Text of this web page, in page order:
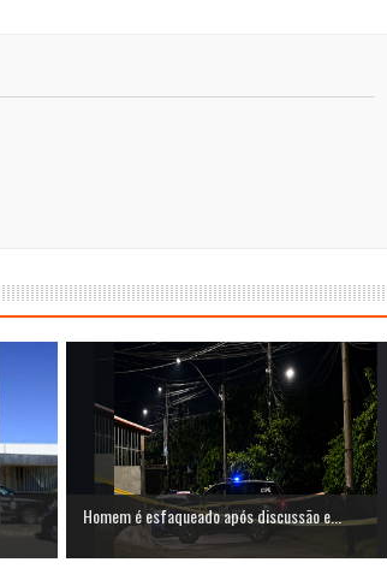
Homem é esfaqueado após discussão e...